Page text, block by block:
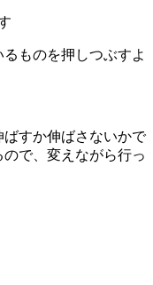
ものを押しつぶすよ
ばすか伸ばさないかで
で、変えながら行っ